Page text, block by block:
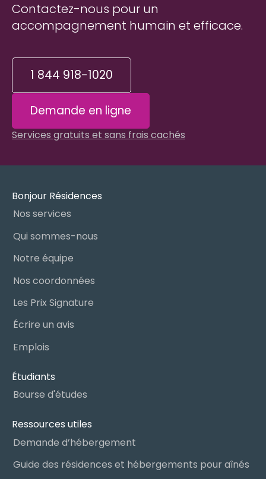
Contactez-nous pour un
accompagnement humain et efficace.
1 844 918-1020
Demande en ligne
Services gratuits et sans frais cachés
Bonjour Résidences
Nos services
Qui sommes-nous
Notre équipe
Nos coordonnées
Les Prix Signature
Écrire un avis
Emplois
Étudiants
Bourse d'études
Ressources utiles
Demande d’hébergement
Guide des résidences et hébergements pour aînés